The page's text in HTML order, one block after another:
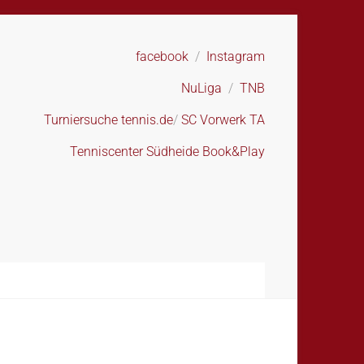
facebook / Instagram
NuLiga / TNB
Turniersuche tennis.de/ SC Vorwerk TA
Tenniscenter Südheide Book&Play